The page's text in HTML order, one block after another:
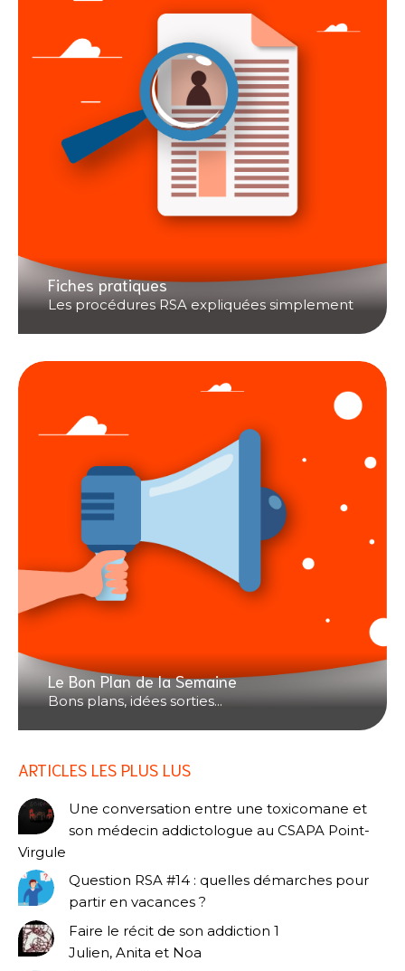
Fiches pratiques
Les procédures RSA expliquées simplement
Le Bon Plan de la Semaine
Bons plans, idées sorties...
ARTICLES LES PLUS LUS
Une conversation entre une toxicomane et
son médecin addictologue au CSAPA Point-
Virgule
Question RSA #14 : quelles démarches pour
partir en vacances ?
Faire le récit de son addiction 1
Julien, Anita et Noa